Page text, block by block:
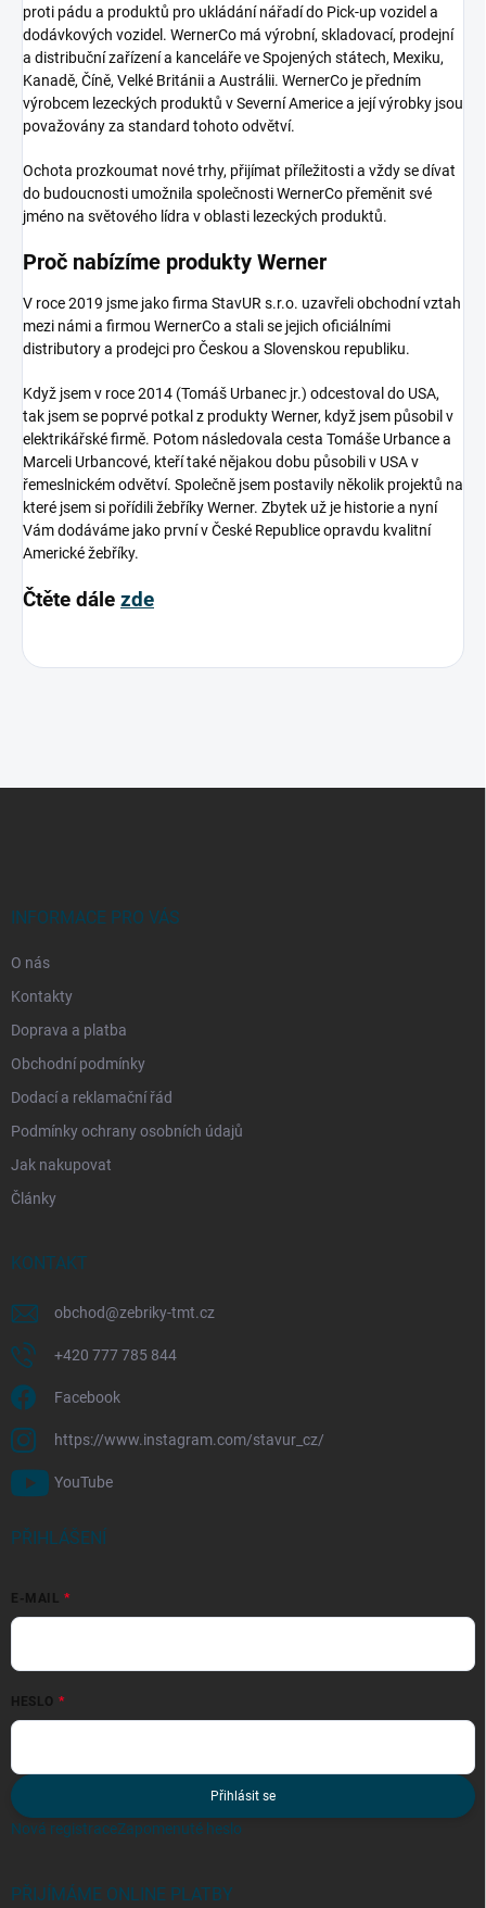
proti pádu a produktů pro ukládání nářadí do Pick-up vozidel a
dodávkových vozidel. WernerCo má výrobní, skladovací, prodejní
a distribuční zařízení a kanceláře ve Spojených státech, Mexiku,
Kanadě, Číně, Velké Británii a Austrálii. WernerCo je předním
výrobcem lezeckých produktů v Severní Americe a její výrobky jsou
považovány za standard tohoto odvětví.
Ochota prozkoumat nové trhy, přijímat příležitosti a vždy se dívat
do budoucnosti umožnila společnosti WernerCo přeměnit své
jméno na světového lídra v oblasti lezeckých produktů.
Proč nabízíme produkty Werner
V roce 2019 jsme jako firma StavUR s.r.o. uzavřeli obchodní vztah
mezi námi a firmou WernerCo a stali se jejich oficiálními
distributory a prodejci pro Českou a Slovenskou republiku.
Když jsem v roce 2014 (Tomáš Urbanec jr.) odcestoval do USA,
tak jsem se poprvé potkal z produkty Werner, když jsem působil v
elektrikářské firmě. Potom následovala cesta Tomáše Urbance a
Marceli Urbancové, kteří také nějakou dobu působili v USA v
řemeslnickém odvětví. Společně jsem postavily několik projektů na
které jsem si pořídili žebříky Werner. Zbytek už je historie a nyní
Vám dodáváme jako první v České Republice opravdu kvalitní
Americké žebříky.
Čtěte dále zde
INFORMACE PRO VÁS
O nás
Kontakty
Doprava a platba
Obchodní podmínky
Dodací a reklamační řád
Podmínky ochrany osobních údajů
Jak nakupovat
Články
KONTAKT
obchod@zebriky-tmt.cz
+420 777 785 844
Facebook
https://www.instagram.com/stavur_cz/
YouTube
PŘIHLÁŠENÍ
E-MAIL
HESLO
Přihlásit se
Nová registraceZapomenuté heslo
PŘIJÍMÁME ONLINE PLATBY